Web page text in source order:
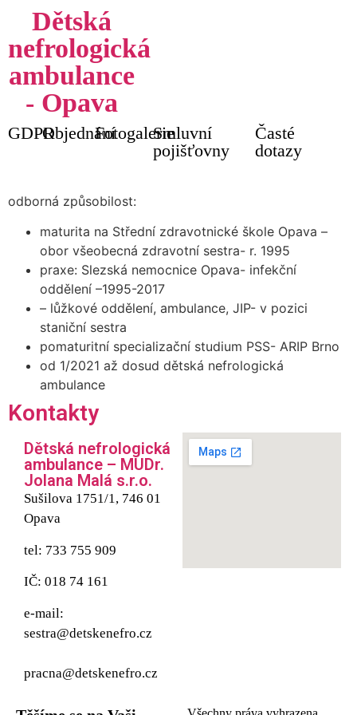
Dětská
nefrologická
ambulance
- Opava
GDPRObjednáníFotogalerieSmluvní
pojišťovny
Časté
dotazy
sestra: Elena
Kudělová
odborná způsobilost:
maturita na Střední zdravotnické škole Opava –
obor všeobecná zdravotní sestra- r. 1995
praxe: Slezská nemocnice Opava- infekční
oddělení –1995-2017
– lůžkové oddělení, ambulance, JIP- v pozici
staniční sestra
pomaturitní specializační studium PSS- ARIP Brno
od 1/2021 až dosud dětská nefrologická
ambulance
Kontakty
Dětská nefrologická
ambulance – MUDr.
Jolana Malá s.r.o.
Sušilova 1751/1, 746 01
Opava
tel: 733 755 909
IČ: 018 74 161
e-mail:
sestra@detskenefro.cz
pracna@detskenefro.cz